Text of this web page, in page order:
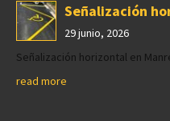
Señalización
29 junio, 2026
Señalización horizontal en
read more